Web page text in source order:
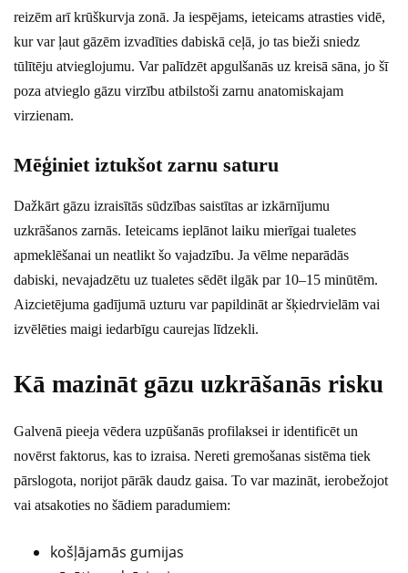
reizēm arī krūškurvja zonā. Ja iespējams, ieteicams atrasties vidē,
kur var ļaut gāzēm izvadīties dabiskā ceļā, jo tas bieži sniedz
tūlītēju atvieglojumu. Var palīdzēt apgulšanās uz kreisā sāna, jo šī
poza atvieglo gāzu virzību atbilstoši zarnu anatomiskajam
virzienam.
Mēģiniet iztukšot zarnu saturu
Dažkārt gāzu izraisītās sūdzības saistītas ar izkārnījumu
uzkrāšanos zarnās. Ieteicams ieplānot laiku mierīgai tualetes
apmeklēšanai un neatlikt šo vajadzību. Ja vēlme neparādās
dabiski, nevajadzētu uz tualetes sēdēt ilgāk par 10–15 minūtēm.
Aizcietējuma gadījumā uzturu var papildināt ar šķiedrvielām vai
izvēlēties maigi iedarbīgu caurejas līdzekli.
Kā mazināt gāzu uzkrāšanās risku
Galvenā pieeja vēdera uzpūšanās profilaksei ir identificēt un
novērst faktorus, kas to izraisa. Nereti gremošanas sistēma tiek
pārslogota, norijot pārāk daudz gaisa. To var mazināt, ierobežojot
vai atsakoties no šādiem paradumiem:
košļājamās gumijas